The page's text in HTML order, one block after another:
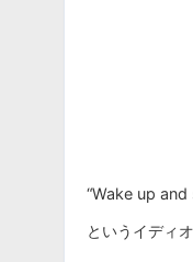
“Wake up and
というイディ